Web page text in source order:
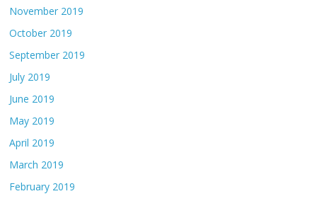
November 2019
October 2019
September 2019
July 2019
June 2019
May 2019
April 2019
March 2019
February 2019